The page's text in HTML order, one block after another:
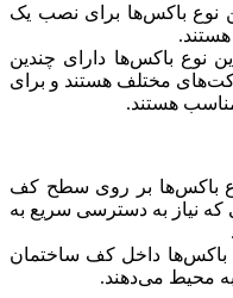
نوع باکس‌ها برای نصب یک
نوع باکس‌ها دارای چندین
مختلف هستند و برای
مناسب هستند.
باکس‌ها بر روی سطح کف
نیاز به دسترسی سریع به
باکس‌ها داخل کف ساختمان
محیط می‌دهند.